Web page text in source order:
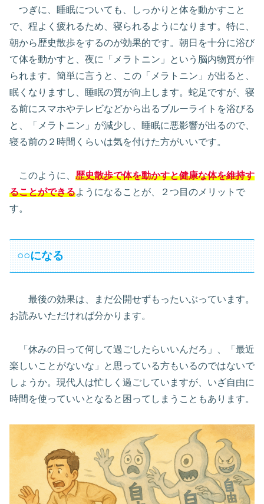
つぎに、睡眠についても、しっかりと体を動かすこと
で、程よく疲れるため、寝られるようになります。特に、
朝から歴史散歩をするのが効果的です。朝日を十分に浴び
て体を動かすと、夜に「メラトニン」という脳内物質が作
られます。簡単に言うと、この「メラトニン」が出ると、
眠くなりますし、睡眠の質が向上します。蛇足ですが、寝
る前にスマホやテレビなどから出るブルーライトを浴びる
と、「メラトニン」が減少し、睡眠に悪影響が出るので、
寝る前の２時間くらいは気を付けた方がいいです。
このように、 歴史散歩で体を動かすと健康な体を維持す
ることができるようになることが、２つ目のメリットで
す。
○○になる
最後の効果は、まだ公開せずもったいぶっています。
お読みいただければ分かります。
「休みの日って何して過ごしたらいいんだろ」、「最近
楽しいことがないな」と思っている方もいるのではないで
しょうか。現代人は忙しく過ごしていますが、いざ自由に
時間を使っていいとなると困ってしまうこともあります。